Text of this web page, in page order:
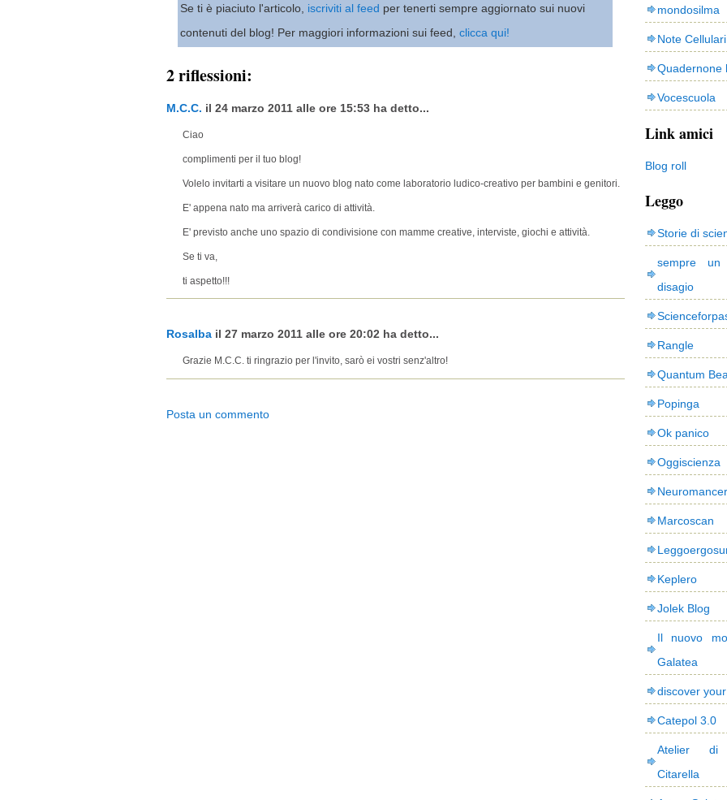
Se ti è piaciuto l'articolo, iscriviti al feed per tenerti sempre aggiornato sui nuovi
contenuti del blog! Per maggiori informazioni sui feed, clicca qui!
2 riflessioni:
M.C.C. il 24 marzo 2011 alle ore 15:53 ha detto...
Ciao
complimenti per il tuo blog!
Volelo invitarti a visitare un nuovo blog nato come laboratorio ludico-creativo per bambini e genitori.
E' appena nato ma arriverà carico di attività.
E' previsto anche uno spazio di condivisione con mamme creative, interviste, giochi e attività.
Se ti va,
ti aspetto!!!
Rosalbail 27 marzo 2011 alle ore 20:02 ha detto...
Grazie M.C.C. ti ringrazio per l'invito, sarò ei vostri senz'altro!
Posta un commento
mondosilma
Note Cellulari
Quadernone
Vocescuola
Link amici
Blog roll
Leggo
Storie di
sempre
disagio
Rangle
Quantum
Popinga
Ok panico
Oggiscienza
Neuromancer
Marcoscan
Keplero
Jolek Blog
Il nuovo
Galatea
discover
Catepol 3.0
Atelier di
Citarella